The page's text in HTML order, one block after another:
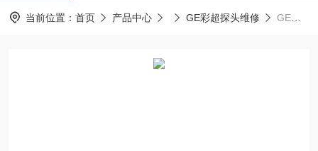
当前位置： 首页 产品中心 GE彩超探头维修 GE探头维修美国GE心脏探头上机图像部分区域有重影维修